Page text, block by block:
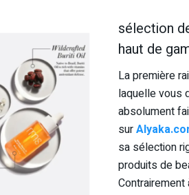
sélection
haut de
La première
laquelle vous
absolument
sur
sa sélection
produits de
Contrairement